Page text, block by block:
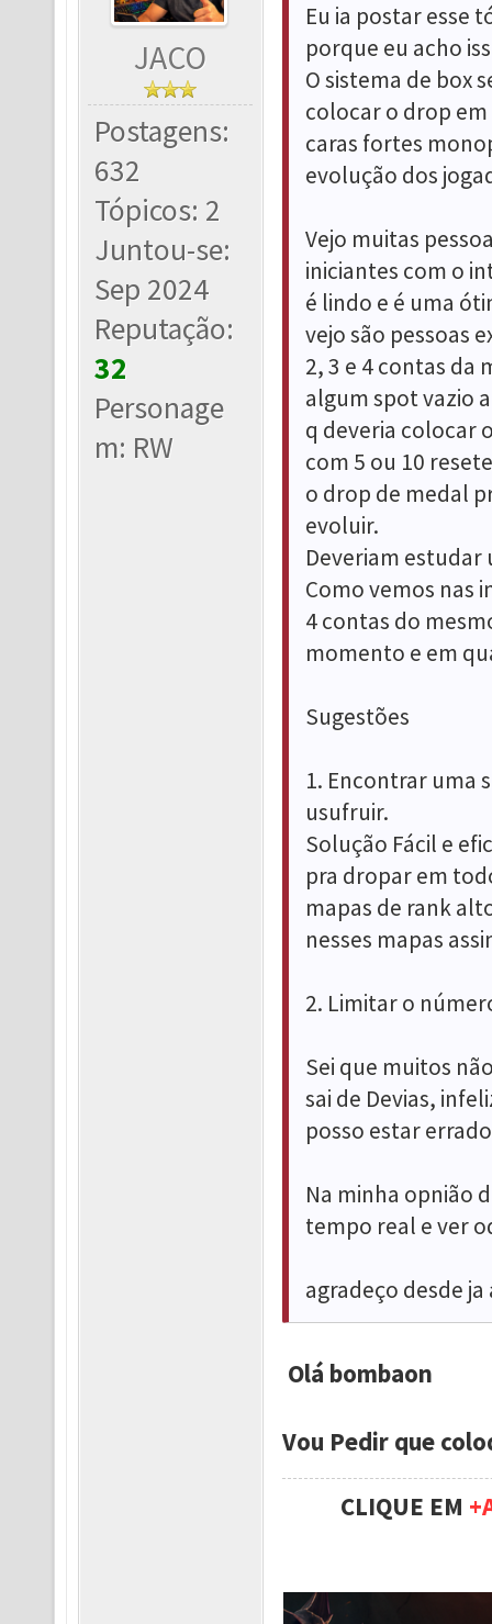
JACO
Postagens:
632
Tópicos: 2
Juntou-se:
Sep 2024
Reputação:
32
Personage
m: RW
Eu ia postar esse
porque eu acho
O sistema de box
colocar o drop
caras fortes
evolução dos
Vejo muitas
iniciantes com o
é lindo e é uma
vejo são pessoas
2, 3 e 4 contas da
algum spot vazio
q deveria colocar
com 5 ou 10
o drop de medal
evoluir.
Deveriam
Como vemos nas
4 contas do
momento e em
Sugestões
1. Encontrar uma
usufruir.
Solução Fácil e
pra dropar em
mapas de rank
nesses mapas
2. Limitar o
Sei que muitos
sai de Devias,
posso estar
Na minha opnião
tempo real e ver
agradeço desde
Olá bombaon
Vou Pedir que
CLIQUE EM